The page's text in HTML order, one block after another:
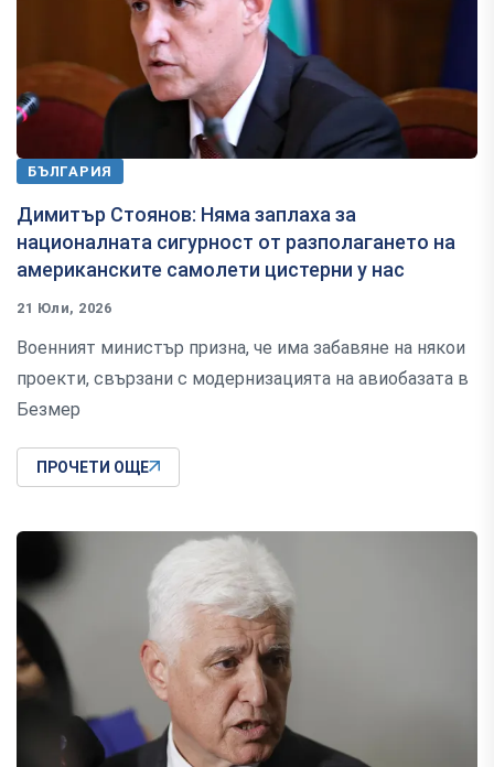
БЪЛГАРИЯ
Димитър Стоянов: Няма заплаха за
националната сигурност от разполагането на
американските самолети цистерни у нас
21 Юли, 2026
Военният министър призна, че има забавяне на някои
проекти, свързани с модернизацията на авиобазата в
Безмер
ПРОЧЕТИ ОЩЕ